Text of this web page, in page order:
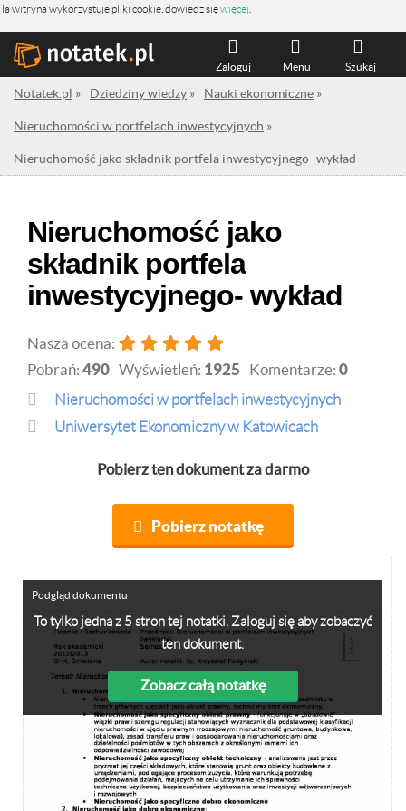
Ta witryna wykorzystuje pliki cookie, dowiedz sięwięcej
Szukaj
Menu
Zaloguj
Notatek.pl » Dziedziny wiedzy » Nauki ekonomiczne »
Nieruchomości w portfelach inwestycyjnych »
Nieruchomość jako składnik portfela inwestycyjnego- wykład
Nieruchomość jako
składnik portfela
inwestycyjnego- wykład
Nasza ocena:
Pobrań: 490 Wyświetleń: 1925 Komentarze: 0
Nieruchomości w portfelach inwestycyjnych
Uniwersytet Ekonomiczny w Katowicach
Pobierz ten dokument za darmo
Pobierz notatkę
To tylko jedna z 5 stron tej notatki. Zaloguj się aby zobaczyć
ten dokument.
Zobacz całą notatkę
Podgląd dokumentu